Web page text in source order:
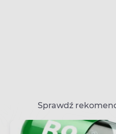
Sprawdź